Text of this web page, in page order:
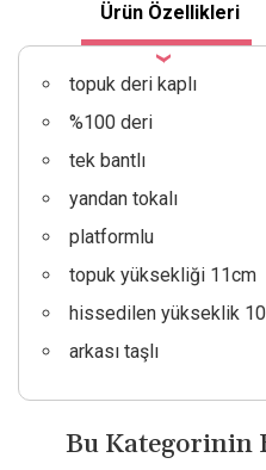
Ürün Özellikleri
topuk deri kaplı
%100 deri
tek bantlı
yandan tokalı
platformlu
topuk yüksekliği 11cm
hissedilen yükseklik
arkası taşlı
Bu Kategorinin